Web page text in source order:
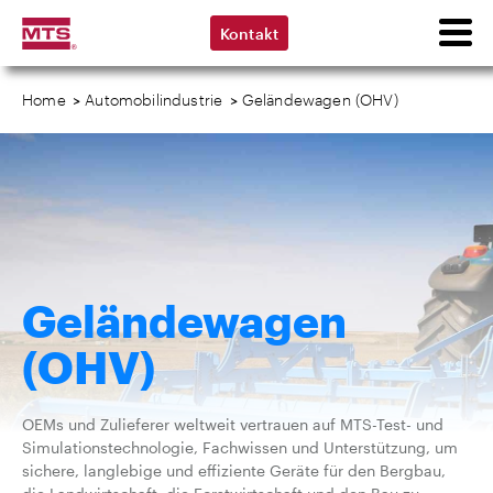
Kontakt
Home > Automobilindustrie > Geländewagen (OHV)
Geländewagen
(OHV)
OEMs und Zulieferer weltweit vertrauen auf MTS-Test- und
Simulationstechnologie, Fachwissen und Unterstützung, um
sichere, langlebige und effiziente Geräte für den Bergbau,